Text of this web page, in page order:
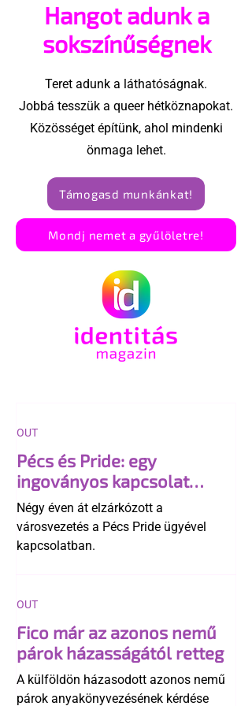
ünnepségnek nevezni
az eseményt- a BBC
ezért törölte vele az
interjút
Hangot adunk a
sokszínűségnek
Teret adunk a láthatóságnak.
Jobbá tesszük a queer hétköznapokat.
Közösséget építünk, ahol mindenki
önmaga lehet.
Támogasd munkánkat!
Mondj nemet a gyűlöletre!
Pécs és Pride: egy
ingoványos kapcsolat
története
Négy éven át elzárkózott a
városvezetés a Pécs Pride ügyével
kapcsolatban.
OUT
Fico már az azonos nemű
párok házasságától retteg
A külföldön házasodott azonos nemű
párok anyakönyvezésének kérdése
OUT